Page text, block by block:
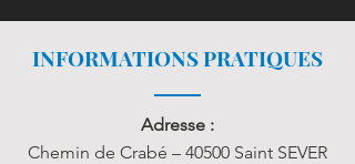
INFORMATIONS PRATIQUES
Adresse :
Chemin de Crabé – 40500 Saint SEVER